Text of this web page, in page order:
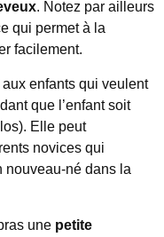
. Notez par ailleurs
qui permet à la
facilement.
enfants qui veulent
que l’enfant soit
Elle peut
novices qui
nouveau-né dans la
une petite